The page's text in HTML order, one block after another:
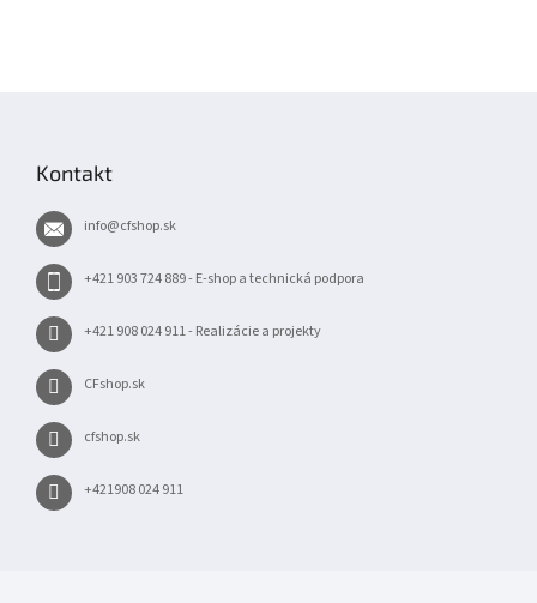
Kontakt
info@cfshop.sk
+421 903 724 889 - E-shop a technická podpora
+421 908 024 911 - Realizácie a projekty
CFshop.sk
cfshop.sk
+421908 024 911